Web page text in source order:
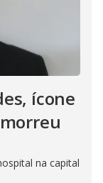
ícone
na capital